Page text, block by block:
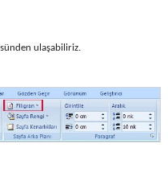
ulaşabiliriz.